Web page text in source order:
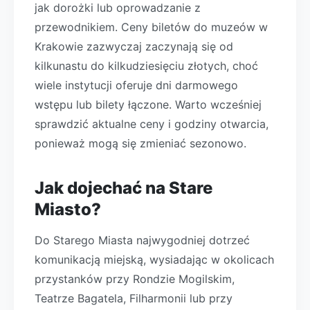
jak dorożki lub oprowadzanie z
przewodnikiem. Ceny biletów do muzeów w
Krakowie zazwyczaj zaczynają się od
kilkunastu do kilkudziesięciu złotych, choć
wiele instytucji oferuje dni darmowego
wstępu lub bilety łączone. Warto wcześniej
sprawdzić aktualne ceny i godziny otwarcia,
ponieważ mogą się zmieniać sezonowo.
Jak dojechać na Stare
Miasto?
Do Starego Miasta najwygodniej dotrzeć
komunikacją miejską, wysiadając w okolicach
przystanków przy Rondzie Mogilskim,
Teatrze Bagatela, Filharmonii lub przy